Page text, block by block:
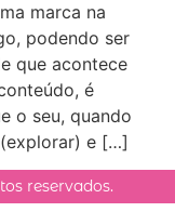
marca na
podendo ser
que acontece
é
o seu, quando
e […]
reservados.